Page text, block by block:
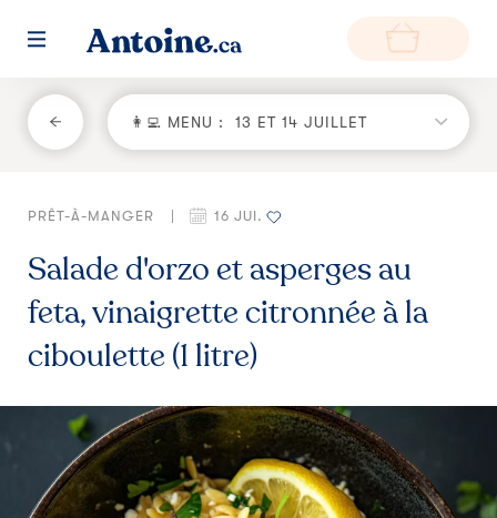
RETOUR
Fonctionnement
Environnement
Producteurs
Questions et réponses
Zone de livraison
👩‍💻 MENU : 13 ET 14 JUILLET
PRÊT-À-MANGER 16 JUI.
Salade d'orzo et asperges au
feta, vinaigrette citronnée à la
ciboulette (1 litre)